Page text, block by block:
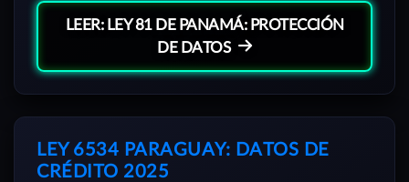
LEER: LEY 81 DE PANAMÁ: PROTECCIÓN
DE DATOS
LEY 6534 PARAGUAY: DATOS DE
CRÉDITO 2025